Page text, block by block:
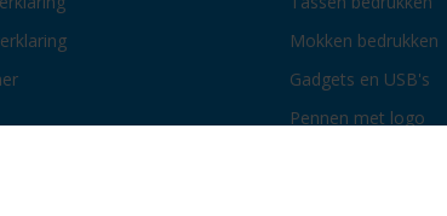
Mokken bedrukken
Gadgets en USB's
Pennen met logo